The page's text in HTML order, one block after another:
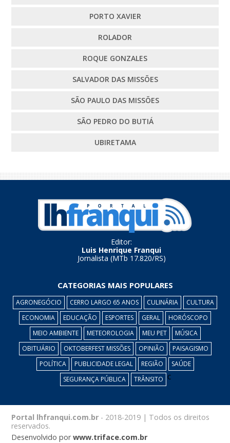
PORTO XAVIER
ROLADOR
ROQUE GONZALES
SALVADOR DAS MISSÕES
SÃO PAULO DAS MISSÕES
SÃO PEDRO DO BUTIÁ
UBIRETAMA
Editor:
Luis Henrique Franqui
Jornalista (MTb 17.820/RS)
CATEGORIAS MAIS POPULARES
AGRONEGÓCIO CERRO LARGO 65 ANOS CULINÁRIA
CULTURA
ECONOMIA
EDUCAÇÃO ESPORTES GERAL
HORÓSCOPO
MEIO AMBIENTE
METEOROLOGIA MEU PET
MÚSICA
OBITUÁRIO
OKTOBERFEST MISSÕES OPINIÃO
PAISAGISMO
POLÍTICA
PUBLICIDADE LEGAL REGIÃO
SAÚDE
SEGURANÇA PÚBLICA
TRÂNSITO c
Portal lhfranqui.com.br - 2018-2019 | Todos os direitos
reservados.
Desenvolvido porwww.triface.com.br